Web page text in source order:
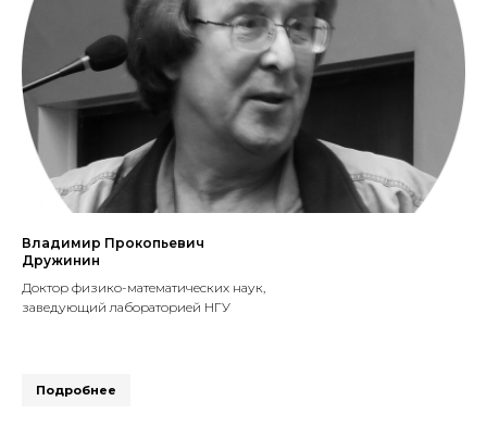
Владимир Прокопьевич
Дружинин
Доктор физико-математических наук,
заведующий лабораторией НГУ
Подробнее